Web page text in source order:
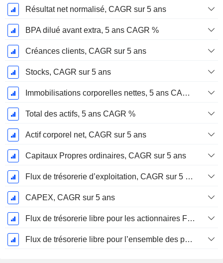
Résultat net normalisé, CAGR sur 5 ans
BPA dilué avant extra, 5 ans CAGR %
Créances clients, CAGR sur 5 ans
Stocks, CAGR sur 5 ans
Immobilisations corporelles nettes, 5 ans CAGR %
Total des actifs, 5 ans CAGR %
Actif corporel net, CAGR sur 5 ans
Capitaux Propres ordinaires, CAGR sur 5 ans
Flux de trésorerie d’exploitation, CAGR sur 5 ans
CAPEX, CAGR sur 5 ans
Flux de trésorerie libre pour les actionnaires FCFE, CAGR sur 5 ans
Flux de trésorerie libre pour l’ensemble des pourvoyeurs de fonds (créanciers et actionnaires) FCFF, CAGR sur 5 ans